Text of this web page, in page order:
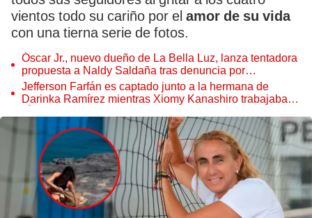
vientos todo su cariño por el amor de su vida
con una tierna serie de fotos.
Óscar Jr., nuevo dueño de La Bella Luz, lanza tentadora
propuesta a Naldy Saldaña tras denuncia por
tocamientos
Jefferson Farfán es captado junto a la hermana de
Darinka Ramírez mientras Xiomy Kanashiro trabajaba: